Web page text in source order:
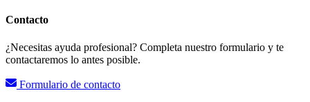
Contacto
¿Necesitas ayuda profesional? Completa nuestro formulario y te
contactaremos lo antes posible.
Formulario de contacto